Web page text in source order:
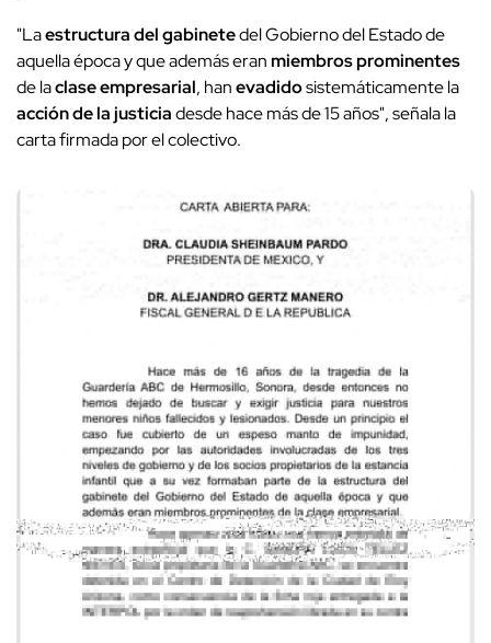
"Laestructura del gabinetedel Gobierno del Estado de
aquella época y que además eranmiembros prominentes
de laclase empresarial, hanevadidosistemáticamente la
acción de la justiciadesde hace más de 15 años", señala la
carta firmada por el colectivo.